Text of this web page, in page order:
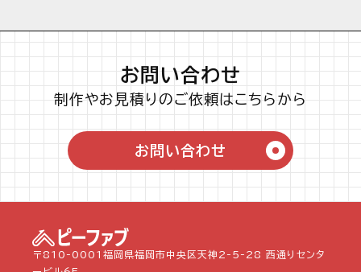
お問い合わせ
制作やお見積りのご依頼はこちらから
お問い合わせ
〒810-0001福岡県福岡市中央区天神2-5-28 西通りセンタ